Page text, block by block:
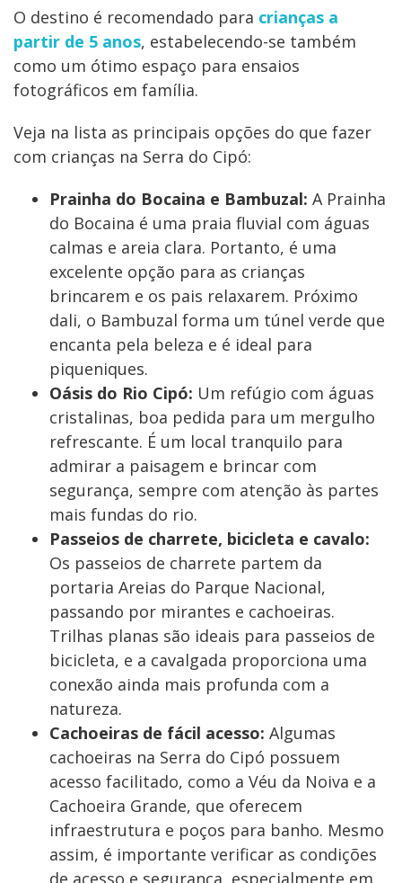
O destino é recomendado para crianças a
partir de 5 anos, estabelecendo-se também
como um ótimo espaço para ensaios
fotográficos em família.
Veja na lista as principais opções do que fazer
com crianças na Serra do Cipó:
Prainha do Bocaina e Bambuzal: A Prainha
do Bocaina é uma praia fluvial com águas
calmas e areia clara. Portanto, é uma
excelente opção para as crianças
brincarem e os pais relaxarem. Próximo
dali, o Bambuzal forma um túnel verde que
encanta pela beleza e é ideal para
piqueniques.
Oásis do Rio Cipó: Um refúgio com águas
cristalinas, boa pedida para um mergulho
refrescante. É um local tranquilo para
admirar a paisagem e brincar com
segurança, sempre com atenção às partes
mais fundas do rio.
Passeios de charrete, bicicleta e cavalo:
Os passeios de charrete partem da
portaria Areias do Parque Nacional,
passando por mirantes e cachoeiras.
Trilhas planas são ideais para passeios de
bicicleta, e a cavalgada proporciona uma
conexão ainda mais profunda com a
natureza.
Cachoeiras de fácil acesso: Algumas
cachoeiras na Serra do Cipó possuem
acesso facilitado, como a Véu da Noiva e a
Cachoeira Grande, que oferecem
infraestrutura e poços para banho. Mesmo
assim, é importante verificar as condições
de acesso e segurança, especialmente em